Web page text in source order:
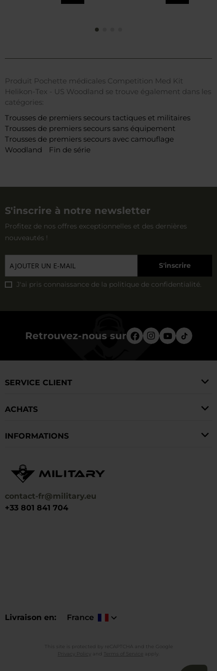
Produit Pochette médicales Competition Med Kit
Helikon-Tex - US Woodland se trouve également dans les
catégories:
Trousses de premiers secours tactiques et militaires
Trousses de premiers secours sans équipement
Trousses de premiers secours avec camouflage
Woodland
Fin de série
S'inscrire à notre newsletter
Profitez de nos offres exceptionnelles et des dernières
nouveautés !
S'inscrire
J'ai pris connaissance de la politique de confidentialité.
Retrouvez-nous sur
contact-fr@military.eu
+33 801 841 704
Livraison en France
SERVICE CLIENT
ACHATS
INFORMATIONS
This site is protected by reCAPTCHA and the Google
Privacy Policy
and Terms of Service apply.